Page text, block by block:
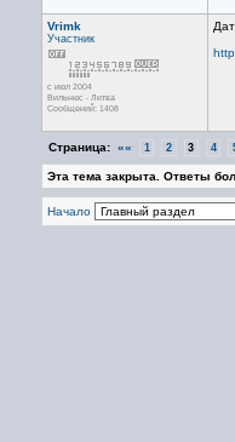
Vrimk
Участник
с июл 2004
Вильнюс - Литва
Сообщений: 1408
Страница: «« 1 2 3 4
Эта тема закрыта. Ответы
Начало